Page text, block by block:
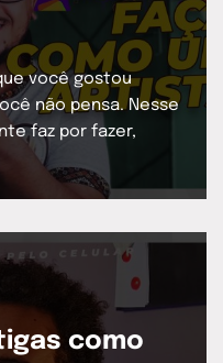
você gostou
não pensa. Nesse
faz por fazer,
como